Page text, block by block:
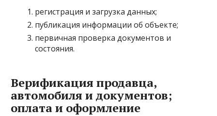
регистрация и загрузка данных;
публикация информации об объекте;
первичная проверка документов и
состояния.
Верификация продавца,
автомобиля и документов;
оплата и оформление